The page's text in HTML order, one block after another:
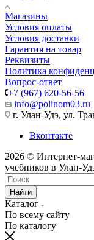
Магазины
Условия оплаты
Условия доставки
Гарантия на товар
Реквизиты
Политика
Вопрос-ответ
+7 (967) 620-56-56
info@polinom03.ru
г. Улан-Удэ, ул.
Вконтакте
2026 © Интернет-
учебников в Улан-
Найти
Каталог
По всему сайту
По каталогу